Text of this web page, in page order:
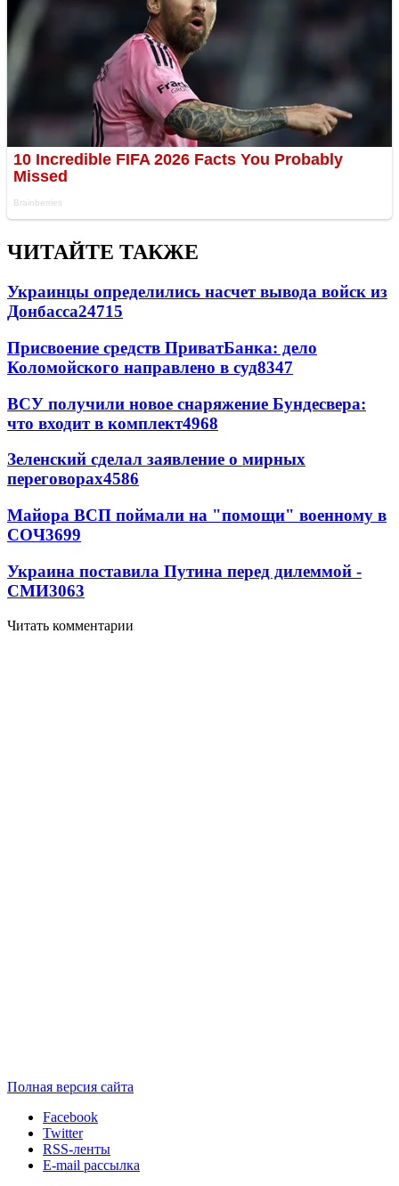
ЧИТАЙТЕ ТАКЖЕ
Украинцы определились насчет вывода войск из
Донбасса24715
Присвоение средств ПриватБанка: дело
Коломойского направлено в суд8347
ВСУ получили новое снаряжение Бундесвера:
что входит в комплект4968
Зеленский сделал заявление о мирных
переговорах4586
Майора ВСП поймали на "помощи" военному в
СОЧ3699
Украина поставила Путина перед дилеммой -
СМИ3063
Читать комментарии
Полная версия сайта
Facebook
Twitter
RSS-ленты
E-mail рассылка